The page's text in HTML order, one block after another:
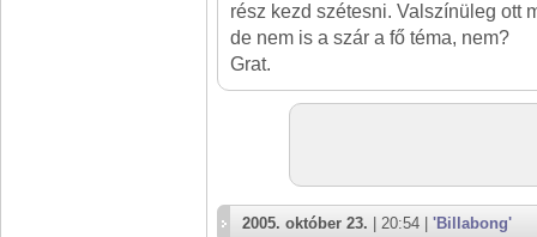
rész kezd szétesni. Valszínüleg ott
de nem is a szár a fő téma, nem?
Grat.
2005. október 23. | 20:54 | 'Billabong'